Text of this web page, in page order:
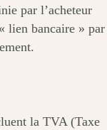
par l’acheteur
lien bancaire » par
la TVA (Taxe